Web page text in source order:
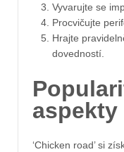
Vyvarujte se
Procvičujte
Hrajte
dovedností.
aspekty
‘Chicken road’ si